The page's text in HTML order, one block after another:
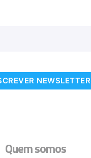
NEWSLETTER
Quem somos